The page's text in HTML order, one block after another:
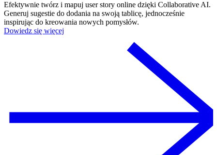
Efektywnie twórz i mapuj user story online dzięki Collaborative AI.
Generuj sugestie do dodania na swoją tablicę, jednocześnie
inspirując do kreowania nowych pomysłów.
Dowiedz się więcej